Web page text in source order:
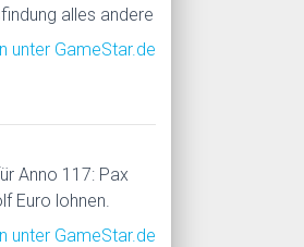
alles andere
unter GameStar.de
Anno 117: Pax
Euro lohnen.
unter GameStar.de